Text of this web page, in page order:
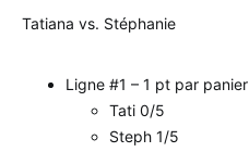
Tatiana vs. Stéphanie
Ligne #1 – 1 pt par panier
Tati 0/5
Steph 1/5